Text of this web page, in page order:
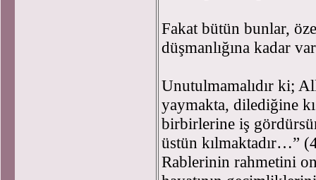
Fakat bütün bunlar,
düşmanlığına kadar
Unutulmamalıdır ki;
yaymakta, dilediğine
birbirlerine iş
üstün kılmaktadır…”
Rablerinin rahmetini